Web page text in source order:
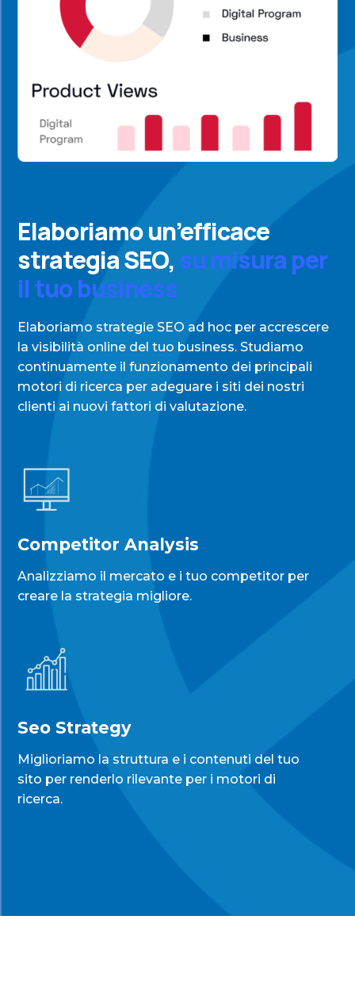
Elaboriamo un’efficace
strategia SEO, su misura per
il tuo business
Elaboriamo strategie SEO ad hoc per accrescere
la visibilità online del tuo business.Studiamo
continuamente il funzionamento dei principali
motori di ricerca per adeguare i siti dei nostri
clienti ai nuovi fattori di valutazione.
Competitor Analysis
Analizziamo il mercato e i tuo competitor per
creare la strategia migliore.
Seo Strategy
Miglioriamo la struttura e i contenuti del tuo
sito per renderlo rilevante per i motori di
ricerca.